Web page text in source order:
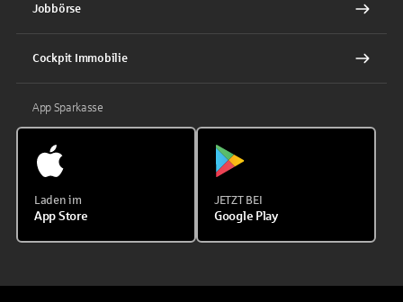
Jobbörse
Cockpit Immobilie
App Sparkasse
Laden im
App Store
JETZT BEI
Google Play